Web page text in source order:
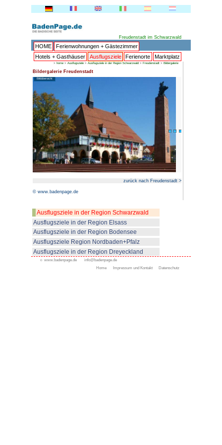
HOME
Ferienwohnungen
Hotels + Gasthäuser
> home> Ausflugsziele>
Bildergalerie Freudenstadt
Bildübersicht